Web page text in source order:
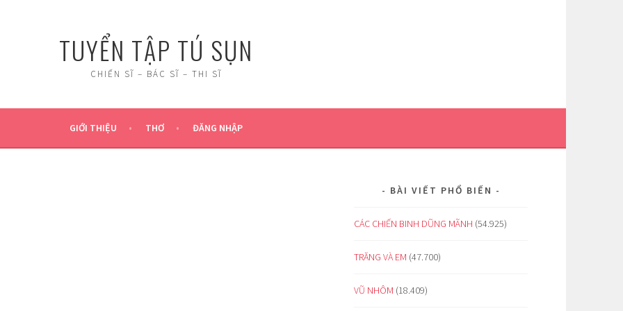
TUYỂN TẬP TÚ SỤN
CHIẾN SĨ – BÁC SĨ – THI SĨ
GIỚI THIỆU THƠ ĐĂNG NHẬP
BÀI VIẾT PHỔ BIẾN
CÁC CHIẾN BINH DŨNG MÃNH (54.925)
TRĂNG VÀ EM (47.700)
VŨ NHÔM (18.409)